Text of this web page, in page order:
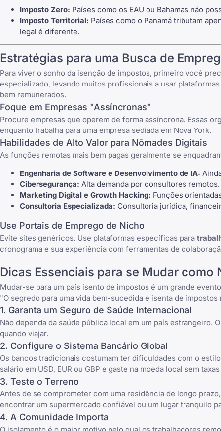
Imposto Zero: Países como os EAU ou Bahamas não
Imposto Territorial: Países como o Panamá tributam
legal é diferente.
Estratégias para uma Busca de
Para viver o sonho da isenção de impostos, primeiro você
especializado, levando muitos profissionais a usar
bem remunerados.
Foque em Empresas "Assíncronas"
Procure empresas que operem de forma assíncrona. Essas
enquanto trabalha para uma empresa sediada em Nova York.
Habilidades de Alto Valor para Nômades Digitais
As funções remotas mais bem pagas geralmente se
Engenharia de Software e Desenvolvimento de IA:
Cibersegurança: Alta demanda por consultores remotos.
Marketing Digital e Growth Hacking: Funções
Consultoria Especializada: Consultoria jurídica,
Use Portais de Emprego de Nicho
Evite sites genéricos. Use plataformas específicas para
cronograma e sua experiência com ferramentas de
Dicas Essenciais para se Mudar como
Mudar-se para um país isento de impostos é um grande
"O segredo para uma vida bem-sucedida e isenta de
1. Garanta um Seguro de Saúde Internacional
Não dependa da saúde pública local em um país estrangeiro.
quando viajar.
2. Configure o Sistema Bancário Global
Os bancos tradicionais costumam ter dificuldades com o
salário em USD, EUR ou GBP e gaste na moeda local sem
3. Teste o Terreno
Antes de se comprometer com uma residência de longo
encontrar um supermercado confiável ou um lugar tranquilo
4. A Comunidade Importa